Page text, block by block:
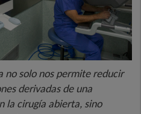
no solo nos permite reducir
derivadas de una
la cirugía abierta, sino